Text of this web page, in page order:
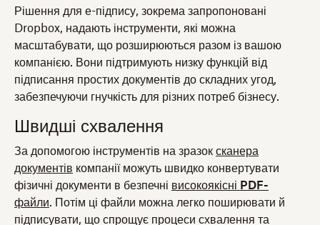
Рішення для е-підпису, зокрема запропоновані
Dropbox, надають інструменти, які можна
масштабувати, що розширюються разом із вашою
компанією. Вони підтримують низку функцій від
підписання простих документів до складних угод,
забезпечуючи гнучкість для різних потреб бізнесу.
Швидші схвалення
За допомогою інструментів на зразок сканера
документів компанії можуть швидко конвертувати
фізичні документи в безпечні високоякісні PDF-
файли. Потім ці файли можна легко поширювати й
підписувати, що спрощує процеси схвалення та